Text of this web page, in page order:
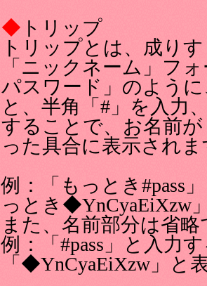
◆ トリップ
トリップとは、成り
「ニックネーム」フ
パスワード」のよう
と、半角「#」を入力
することで、お名前
った具合に表示されま
例：「もっとき#pass
っとき◆YnCyaEiXzw
また、名前部分は省
例：「#pass」と入力
「◆YnCyaEiXzw」と